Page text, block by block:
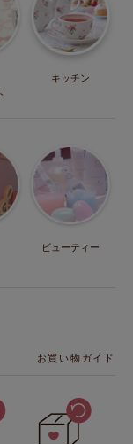
キッチン
ビューティー
お買い物ガイド